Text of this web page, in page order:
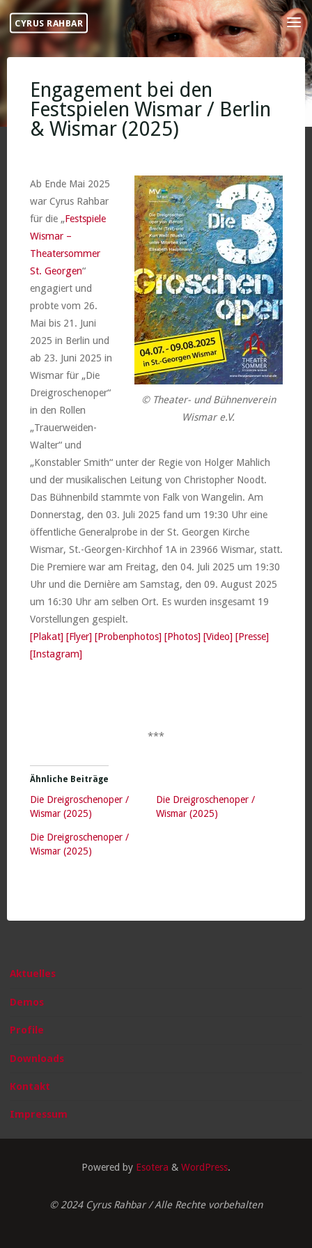
Skip
content
CYRUS RAHBAR
Engagement bei den
Festspielen Wismar / Berlin
& Wismar (2025)
© Theater- und Bühnenverein
Wismar e.V.
Ab Ende Mai 2025
war Cyrus Rahbar
für die „Festspiele
Wismar –
Theatersommer
St. Georgen“
engagiert und
probte vom 26.
Mai bis 21. Juni
2025 in Berlin und
ab 23. Juni 2025 in
Wismar für „Die
Dreigroschenoper“
in den Rollen
„Trauerweiden-
Walter“ und
„Konstabler Smith“ unter der Regie von Holger Mahlich
und der musikalischen Leitung von Christopher Noodt.
Das Bühnenbild stammte von Falk von Wangelin. Am
Donnerstag, den 03. Juli 2025 fand um 19:30 Uhr eine
öffentliche Generalprobe in der St. Georgen Kirche
Wismar, St.-Georgen-Kirchhof 1A in 23966 Wismar, statt.
Die Premiere war am Freitag, den 04. Juli 2025 um 19:30
Uhr und die Dernière am Samstag, den 09. August 2025
um 16:30 Uhr am selben Ort. Es wurden insgesamt 19
Vorstellungen gespielt.
[Plakat] [Flyer] [Probenphotos] [Photos] [Video] [Presse]
[Instagram]
***
Ähnliche Beiträge
Die Dreigroschenoper /
Wismar (2025)
Die Dreigroschenoper /
Wismar (2025)
Die Dreigroschenoper /
Wismar (2025)
Aktuelles
Demos
Profile
Downloads
Kontakt
Impressum
Powered by Esotera & WordPress.
© 2024 Cyrus Rahbar / Alle Rechte vorbehalten